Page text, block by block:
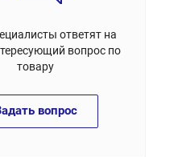
ответят на
вопрос по
товару
вопрос